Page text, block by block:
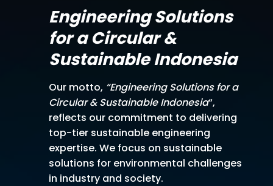
Engineering Solutions
for a Circular &
Sustainable Indonesia
Our motto, “Engineering Solutions for a
Circular & Sustainable Indonesia“,
reflects our commitment to delivering
top-tier sustainable engineering
expertise. We focus on sustainable
solutions for environmental challenges
in industry and society.